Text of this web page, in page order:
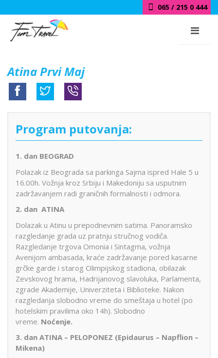
065 / 215 0 444
Atina Prvi Maj
Program putovanja:
1. dan BEOGRAD
Polazak iz Beograda sa parkinga Sajma ispred Hale 5 u
16.00h. Vožnja kroz Srbiju i Makedoniju sa usputnim
zadržavanjem radi graničnih formalnosti i odmora.
2. dan ATINA
Dolazak u Atinu u prepodnevnim satima. Panoramsko
razgledanje grada uz pratnju stručnog vodiča.
Razgledanje trgova Omonia i Sintagma, vožnja
Avenijom ambasada, kraće zadržavanje pored kasarne
grčke garde i starog Olimpijskog stadiona, obilazak
Zevskovog hrama, Hadrijanovog slavoluka, Parlamenta,
zgrade Akademije, Univerziteta i Biblioteke. Nakon
razgledanja slobodno vreme do smeštaja u hotel (po
hotelskim pravilima oko 14h). Slobodno
vreme. Noćenje.
3. dan ATINA – PELOPONEZ (Epidaurus – Napflion –
Mikena)